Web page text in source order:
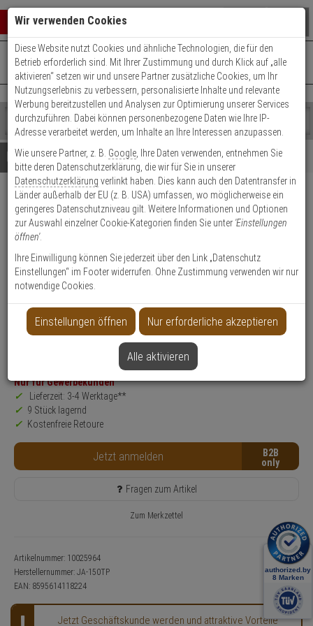
Warenkorb schließen
0 ARTIKEL IM WARENKORB
Ihr Warenkorb ist momentan leer.
Ergebnisse ()
Fertig
Shop
durchsuchen
Bitte
geben
Sie
mindestens
Zeichen
ein,
um
Suche
Es
wurde
noch
Kategorien
Suche
gestartet
+49 (0)821 899 493-0Mo. - Do.: 8:00 - 16:30 | Fr.: 8:00 - 14:00 Uhr
Kontaktservice nutzen
Details Beratung
Jablotron JA-150TP Funk-
Thermostat für Innen
Produktmerkmale
Datenblatt drucken
Produktinformationen
Konfigurations- & Installations-Service nutzen!
Nur für Gewerbekunden
Lieferzeit: 3-4 Werktage**
9 Stück lagernd
Kostenfreie Retoure
Jetzt anmelden B2B
Fragen zum Artikel
Zum Merkzettel
Artikelnummer: 10025964
Herstellernummer: JA-150TP
EAN: 8595614118224
Jetzt Geschäftskunde werden und attraktive Vorteile
Wir verwenden Cookies
Diese Website nutzt Cookies und ähnliche Technologien, die für den
Betrieb erforderlich sind. Mit Ihrer Zustimmung und durch Klick auf „alle
aktivieren“ setzen wir und unsere Partner zusätzliche Cookies, um Ihr
Nutzungserlebnis zu verbessern, personalisierte Inhalte und relevante
Werbung bereitzustellen und Analysen zur Optimierung unserer Services
durchzuführen. Dabei können personenbezogene Daten wie Ihre IP-
Adresse verarbeitet werden, um Inhalte an Ihre Interessen anzupassen.
Wie unsere Partner, z. B. Google , Ihre Daten verwenden, entnehmen Sie
bitte deren Datenschutzerklärung, die wir für Sie in unserer
Datenschutzerklärung verlinkt haben. Dies kann auch den Datentransfer in
Länder außerhalb der EU (z. B. USA) umfassen, wo möglicherweise ein
geringeres Datenschutzniveau gilt. Weitere Informationen und Optionen
zur Auswahl einzelner Cookie-Kategorien finden Sie unter 'Einstellungen
öffnen'.
Ihre Einwilligung können Sie jederzeit über den Link „Datenschutz
Einstellungen“ im Footer widerrufen. Ohne Zustimmung verwenden wir nur
notwendige Cookies.
Einstellungen öffnen Nur erforderliche akzeptieren
Alle aktivieren